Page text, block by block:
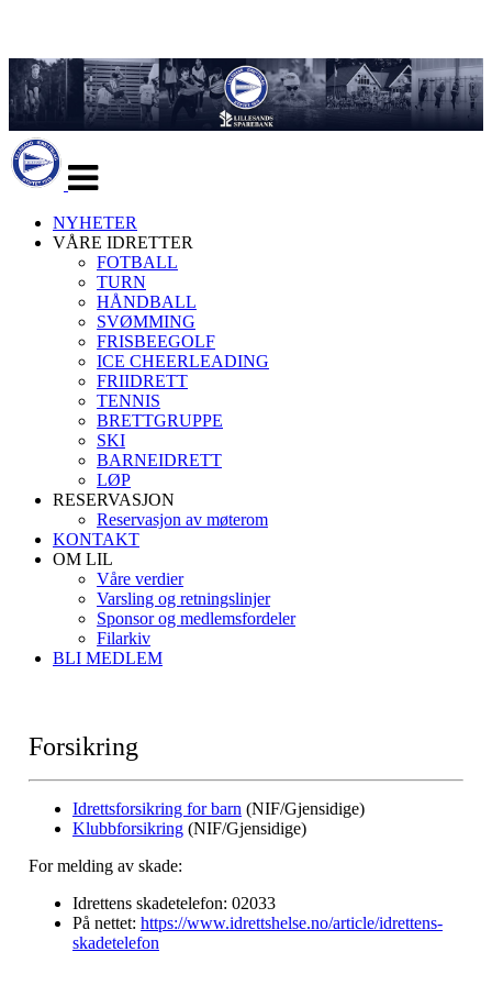
navigasjon
NYHETER
VÅRE IDRETTER
FOTBALL
TURN
HÅNDBALL
SVØMMING
FRISBEEGOLF
ICE CHEERLEADING
FRIIDRETT
TENNIS
BRETTGRUPPE
SKI
BARNEIDRETT
LØP
RESERVASJON
Reservasjon av møterom
KONTAKT
OM LIL
Våre verdier
Varsling og retningslinjer
Sponsor og medlemsfordeler
Filarkiv
BLI MEDLEM
Forsikring
Idrettsforsikring for barn (NIF/Gjensidige)
Klubbforsikring (NIF/Gjensidige)
For melding av skade:
Idrettens skadetelefon: 02033
På nettet: https://www.idrettshelse.no/article/idrettens-
skadetelefon